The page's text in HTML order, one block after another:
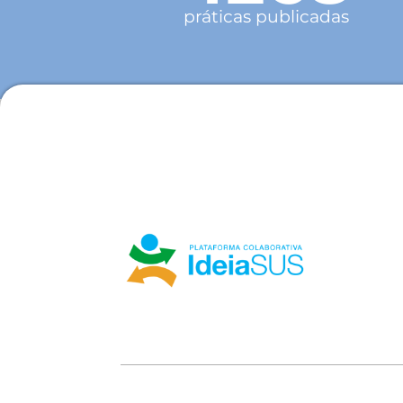
práticas publicadas